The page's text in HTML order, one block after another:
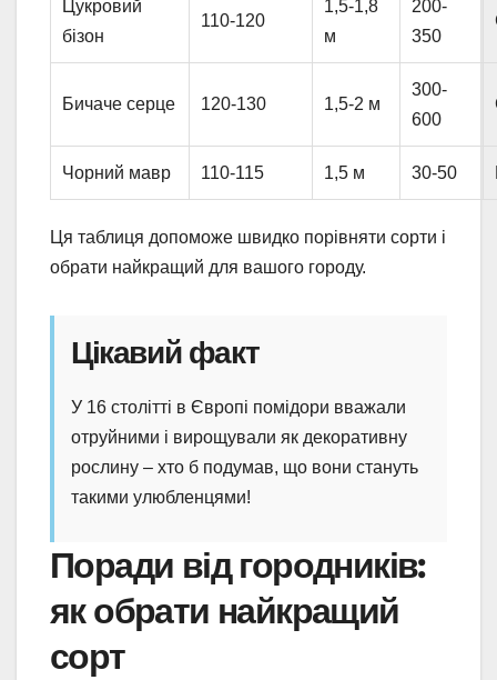
Цукровий
бізон
110-120
1,5-1,8
м
200-
350
Бичаче серце 120-130 1,5-2 м
300-
600
Чорний мавр 110-115 1,5 м 30-50
Ця таблиця допоможе швидко порівняти сорти і
обрати найкращий для вашого городу.
Цікавий факт
У 16 столітті в Європі помідори вважали
отруйними і вирощували як декоративну
рослину – хто б подумав, що вони стануть
такими улюбленцями!
Поради від городників:
як обрати найкращий
сорт